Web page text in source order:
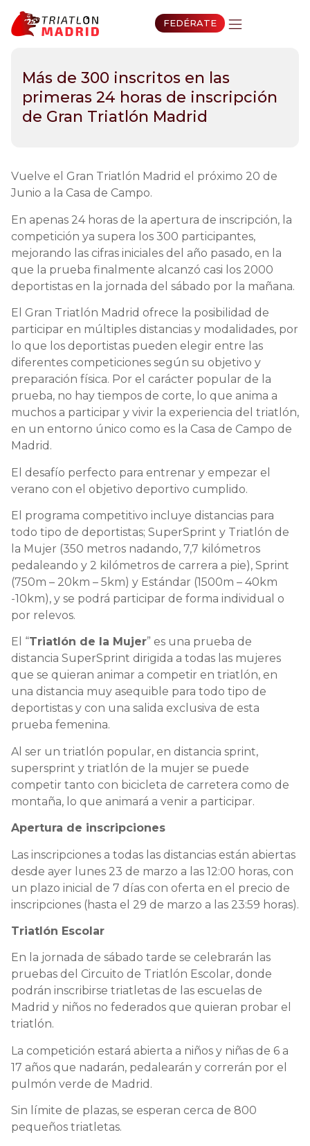
FEDÉRATE
Más de 300 inscritos en las
primeras 24 horas de inscripción
de Gran Triatlón Madrid
Vuelve el Gran Triatlón Madrid el próximo 20 de
Junio a la Casa de Campo.
En apenas 24 horas de la apertura de inscripción, la
competición ya supera los 300 participantes,
mejorando las cifras iniciales del año pasado, en la
que la prueba finalmente alcanzó casi los 2000
deportistas en la jornada del sábado por la mañana.
El Gran Triatlón Madrid ofrece la posibilidad de
participar en múltiples distancias y modalidades, por
lo que los deportistas pueden elegir entre las
diferentes competiciones según su objetivo y
preparación física. Por el carácter popular de la
prueba, no hay tiempos de corte, lo que anima a
muchos a participar y vivir la experiencia del triatlón,
en un entorno único como es la Casa de Campo de
Madrid.
El desafío perfecto para entrenar y empezar el
verano con el objetivo deportivo cumplido.
El programa competitivo incluye distancias para
todo tipo de deportistas; SuperSprint y Triatlón de
la Mujer (350 metros nadando, 7,7 kilómetros
pedaleando y 2 kilómetros de carrera a pie), Sprint
(750m – 20km – 5km) y Estándar (1500m – 40km
-10km), y se podrá participar de forma individual o
por relevos.
El “Triatlón de la Mujer” es una prueba de
distancia SuperSprint dirigida a todas las mujeres
que se quieran animar a competir en triatlón, en
una distancia muy asequible para todo tipo de
deportistas y con una salida exclusiva de esta
prueba femenina.
Al ser un triatlón popular, en distancia sprint,
supersprint y triatlón de la mujer se puede
competir tanto con bicicleta de carretera como de
montaña, lo que animará a venir a participar.
Apertura de inscripciones
Las inscripciones a todas las distancias están abiertas
desde ayer lunes 23 de marzo a las 12:00 horas, con
un plazo inicial de 7 días con oferta en el precio de
inscripciones (hasta el 29 de marzo a las 23:59 horas).
Triatlón Escolar
En la jornada de sábado tarde se celebrarán las
pruebas del Circuito de Triatlón Escolar, donde
podrán inscribirse triatletas de las escuelas de
Madrid y niños no federados que quieran probar el
triatlón.
La competición estará abierta a niños y niñas de 6 a
17 años que nadarán, pedalearán y correrán por el
pulmón verde de Madrid.
Sin límite de plazas, se esperan cerca de 800
pequeños triatletas.